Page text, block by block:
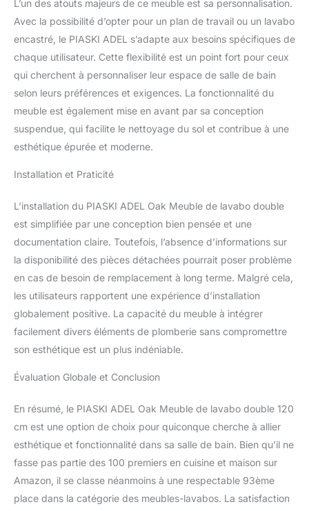
L’un des atouts majeurs de ce meuble est sa personnalisation.
Avec la possibilité d’opter pour un plan de travail ou un lavabo
encastré, le PIASKI ADEL s’adapte aux besoins spécifiques de
chaque utilisateur. Cette flexibilité est un point fort pour ceux
qui cherchent à personnaliser leur espace de salle de bain
selon leurs préférences et exigences. La fonctionnalité du
meuble est également mise en avant par sa conception
suspendue, qui facilite le nettoyage du sol et contribue à une
esthétique épurée et moderne.
Installation et Praticité
L’installation du PIASKI ADEL Oak Meuble de lavabo double
est simplifiée par une conception bien pensée et une
documentation claire. Toutefois, l’absence d’informations sur
la disponibilité des pièces détachées pourrait poser problème
en cas de besoin de remplacement à long terme. Malgré cela,
les utilisateurs rapportent une expérience d’installation
globalement positive. La capacité du meuble à intégrer
facilement divers éléments de plomberie sans compromettre
son esthétique est un plus indéniable.
Évaluation Globale et Conclusion
En résumé, le PIASKI ADEL Oak Meuble de lavabo double 120
cm est une option de choix pour quiconque cherche à allier
esthétique et fonctionnalité dans sa salle de bain. Bien qu’il ne
fasse pas partie des 100 premiers en cuisine et maison sur
Amazon, il se classe néanmoins à une respectable 93ème
place dans la catégorie des meubles-lavabos. La satisfaction